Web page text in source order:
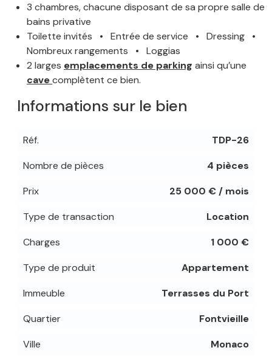
3 chambres, chacune disposant de sa propre salle de
bains privative
Toilette invités •
Entrée de service • Dressing •
Nombreux rangements • Loggias
2 larges emplacements de parking ainsi qu’une
cavecomplètent ce bien.
Informations sur le bien
Réf.
TDP-26
Nombre de pièces
4 pièces
Prix
25 000 € / mois
Type de transaction
Location
Charges
1 000 €
Type de produit
Appartement
Immeuble
Terrasses du Port
Quartier
Fontvieille
Ville
Monaco